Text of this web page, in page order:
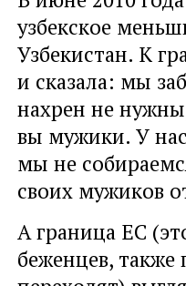
узбекское
Узбекистан. К
и сказала: мы
нахрен не
вы мужики. У нас
мы не
своих мужиков
А граница ЕС
беженцев,